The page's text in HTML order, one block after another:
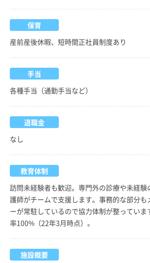
保育
産前産後休暇、短時間正社員制度あり
手当
各種手当（通勤手当など）
退職金
なし
教育体制
訪問未経験者も歓迎。専門外の診療や未経験
護師がチームで支援します。事務的な部分も
ーが常駐しているので協力体制が整っていま
率100%（22年3月時点）。
施設概要